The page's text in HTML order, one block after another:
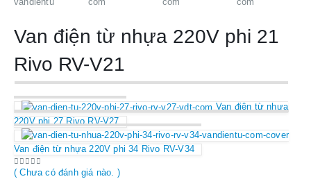
Van điện từ nhựa 220V phi 21
Rivo RV-V21
Van điện từ nhựa
220V phi 27 Rivo RV-V27
Van điện từ nhựa 220V phi 34 Rivo RV-V34
0 out of 5
( Chưa có đánh giá nào. )